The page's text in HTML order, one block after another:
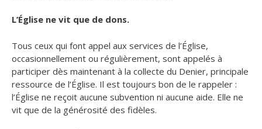
L’Église ne vit que de dons.
Tous ceux qui font appel aux services de l’Église,
occasionnellement ou régulièrement, sont appelés à
participer dès maintenant à la collecte du Denier, principale
ressource de l’Église. Il est toujours bon de le rappeler :
l’Église ne reçoit aucune subvention ni aucune aide. Elle ne
vit que de la générosité des fidèles.